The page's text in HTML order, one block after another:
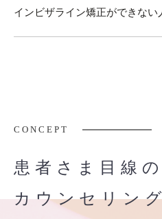
インビザライン矯正ができない
2024.05.09
マウスピースの違和感はいつま
CONCEPT
患者さま目線の
カウンセリン